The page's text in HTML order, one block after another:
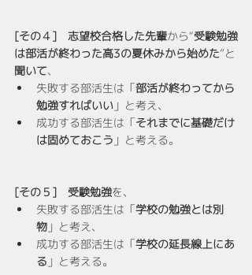
[その４]　志望校合格した先輩から“受験勉強
は部活が終わった高3の夏休みから始めた”と
聞いて、
失敗する部活生は「部活が終わってから
勉強すればいい 」と考え、
成功する部活生は「それまでに基礎だけ
は固めておこう 」と考える。
[その５]　受験勉強を、
失敗する部活生は「学校の勉強とは別
物 」と考え、
成功する部活生は「学校の延長線上にあ
る 」と考える。